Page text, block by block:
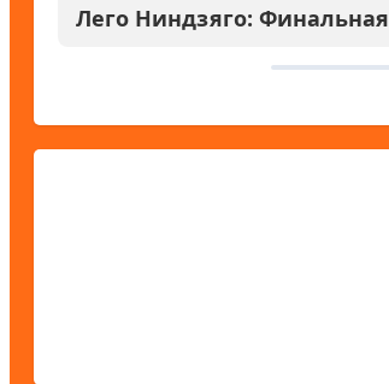
Лего Ниндзяго: Финальная